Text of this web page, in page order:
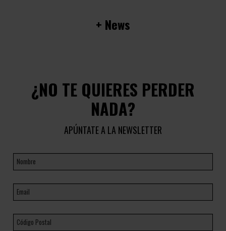
+ News
¿NO TE QUIERES PERDER
NADA?
APÚNTATE A LA NEWSLETTER